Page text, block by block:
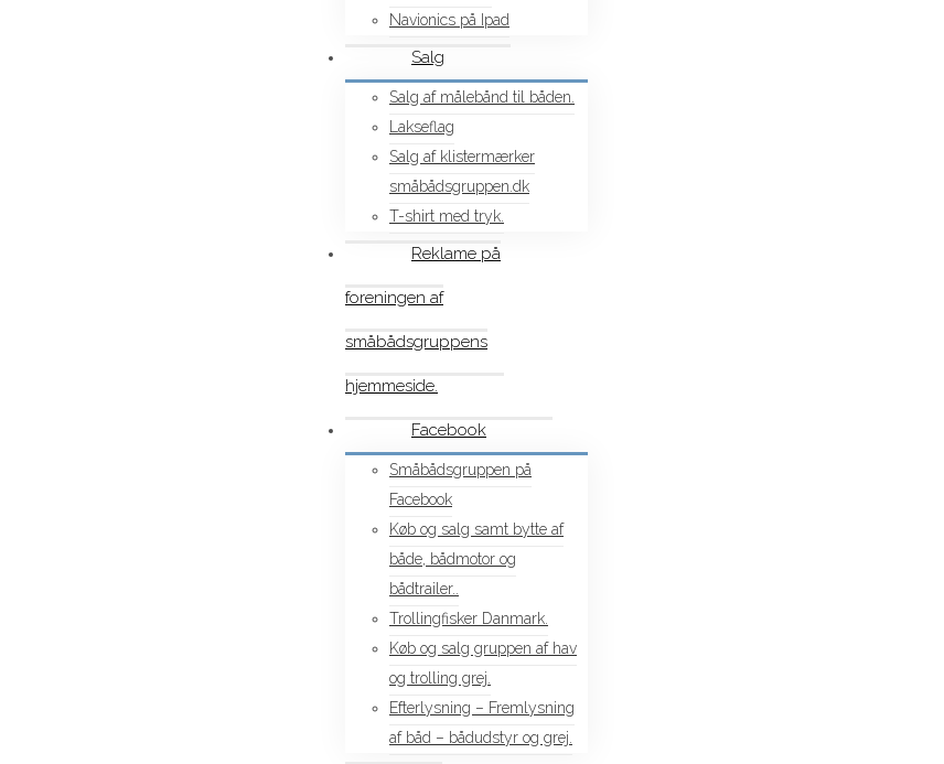
Navionics på Ipad
Salg
Salg af målebånd til båden.
Lakseflag
Salg af klistermærker
småbådsgruppen.dk
T-shirt med tryk.
Reklame på
foreningen af
småbådsgruppens
hjemmeside.
Facebook
Småbådsgruppen på
Facebook
Køb og salg samt bytte af
både, bådmotor og
bådtrailer..
Trollingfisker Danmark.
Køb og salg gruppen af hav
og trolling grej.
Efterlysning – Fremlysning
af båd – bådudstyr og grej.